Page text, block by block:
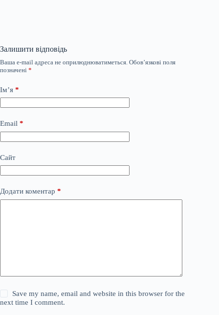
Залишити відповідь
Ваша e-mail адреса не оприлюднюватиметься. Обов’язкові поля
позначені *
Ім’я *
Email *
Сайт
Додати коментар *
Save my name, email and website in this browser for the
next time I comment.